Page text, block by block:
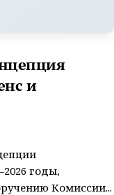
и
годы,
Комиссии...